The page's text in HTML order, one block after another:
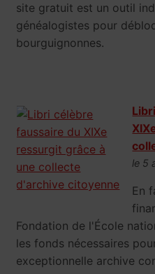
site gratuit est un outil
généalogistes pour
bourguignonnes.
le 5
En
Fondation de l'École
les fonds nécessaires
exceptionnelle archive